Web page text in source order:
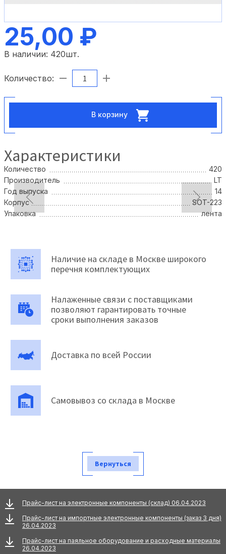
25,00 ₽
В наличии: 420шт.
Количество:
В корзину
Характеристики
Количество
420
Производитель
LT
Год выпуска
14
Корпус
SOT-223
Упаковка
лента
Наличие на складе в Москве широкого
перечня комплектующих
Налаженные связи с поставщиками
позволяют гарантировать точные
сроки выполнения заказов
Доставка по всей России
Самовывоз со склада в Москве
Вернуться
Прайс-лист на электронные компоненты (склад) 06.04.2023
Прайс-лист на импортные электронные компоненты (заказ 3 дня)
26.04.2023
Прайс-лист на паяльное оборудование и расходные материалы
26.04.2023